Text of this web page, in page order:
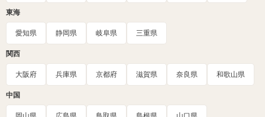
東海
愛知県 静岡県 岐阜県 三重県
関西
大阪府 兵庫県 京都府 滋賀県 奈良県 和歌山県
中国